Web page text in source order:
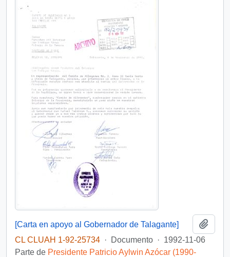
[Carta en apoyo al Gobernador de Talagante]
CL CLUAH 1-92-25734 · Documento · 1992-11-06
Parte de Presidente Patricio Aylwin Azócar (1990-